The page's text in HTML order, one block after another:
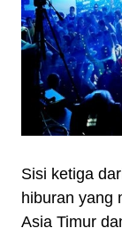
Sisi ketiga
hiburan yang
Asia Timur